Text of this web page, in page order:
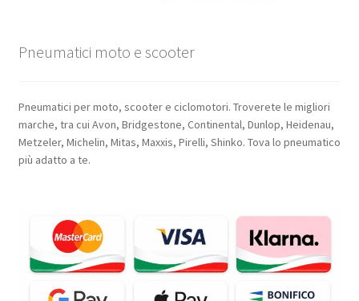
Pneumatici moto e scooter
Pneumatici per moto, scooter e ciclomotori. Troverete le migliori
marche, tra cui Avon, Bridgestone, Continental, Dunlop, Heidenau,
Metzeler, Michelin, Mitas, Maxxis, Pirelli, Shinko. Tova lo pneumatico
più adatto a te.